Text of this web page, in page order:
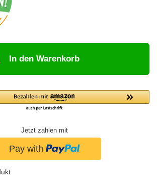
In den Warenkorb
Jetzt zahlen mit